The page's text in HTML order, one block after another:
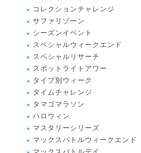
コレクションチャレンジ
サファリゾーン
シーズンイベント
スペシャルウィークエンド
スペシャルリサーチ
スポットライトアワー
タイプ別ウィーク
タイムチャレンジ
タマゴマラソン
ハロウィン
マスタリーシリーズ
マックスバトルウィークエンド